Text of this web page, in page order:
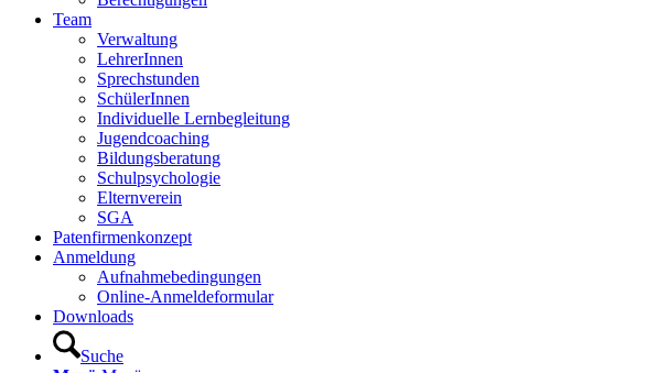
Team
Verwaltung
LehrerInnen
Sprechstunden
SchülerInnen
Individuelle Lernbegleitung
Jugendcoaching
Bildungsberatung
Schulpsychologie
Elternverein
SGA
Patenfirmenkonzept
Anmeldung
Aufnahmebedingungen
Online-Anmeldeformular
Downloads
Suche